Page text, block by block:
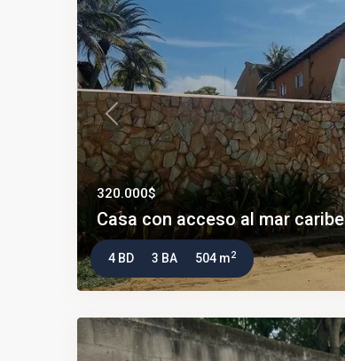
Previous
320.000$
Casa con acceso al mar caribe
4 BD 3 BA 504 m2